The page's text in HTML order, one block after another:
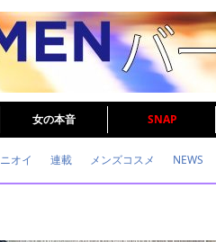
女の本音 SNAP
ニオイ 連載 メンズコスメ NEWS